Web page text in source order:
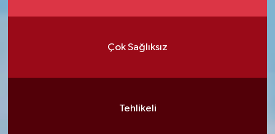
Çok Sağlıksız
Tehlikeli